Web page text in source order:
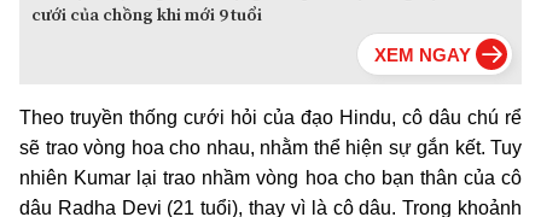
cưới của chồng khi mới 9 tuổi
Theo truyền thống cưới hỏi của đạo Hindu, cô dâu chú rể
sẽ trao vòng hoa cho nhau, nhằm thể hiện sự gắn kết. Tuy
nhiên Kumar lại trao nhầm vòng hoa cho bạn thân của cô
dâu Radha Devi (21 tuổi), thay vì là cô dâu. Trong khoảnh